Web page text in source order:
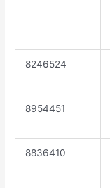
8246524
8954451
8836410